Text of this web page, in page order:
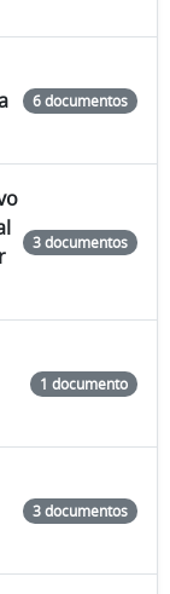
6 documentos
3 documentos
1 documento
3 documentos